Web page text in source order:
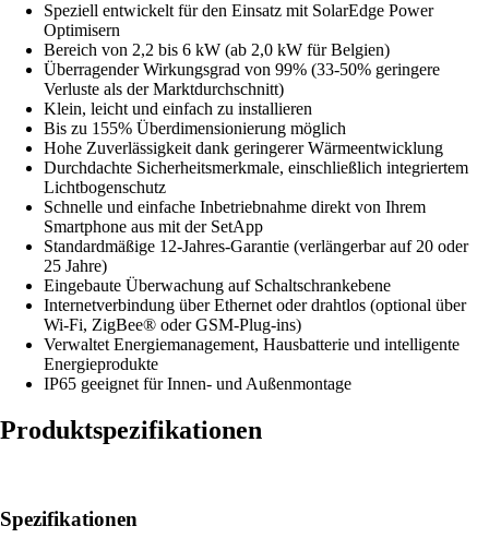
Speziell entwickelt für den Einsatz mit SolarEdge Power
Optimisern
Bereich von 2,2 bis 6 kW (ab 2,0 kW für Belgien)
Überragender Wirkungsgrad von 99% (33-50% geringere
Verluste als der Marktdurchschnitt)
Klein, leicht und einfach zu installieren
Bis zu 155% Überdimensionierung möglich
Hohe Zuverlässigkeit dank geringerer Wärmeentwicklung
Durchdachte Sicherheitsmerkmale, einschließlich integriertem
Lichtbogenschutz
Schnelle und einfache Inbetriebnahme direkt von Ihrem
Smartphone aus mit der SetApp
Standardmäßige 12-Jahres-Garantie (verlängerbar auf 20 oder
25 Jahre)
Eingebaute Überwachung auf Schaltschrankebene
Internetverbindung über Ethernet oder drahtlos (optional über
Wi-Fi, ZigBee® oder GSM-Plug-ins)
Verwaltet Energiemanagement, Hausbatterie und intelligente
Energieprodukte
IP65 geeignet für Innen- und Außenmontage
Produktspezifikationen
Spezifikationen